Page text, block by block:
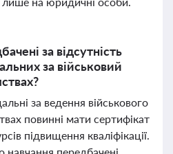
за відсутність
за військовий
за ведення військового
повинні мати сертифікат
підвищення кваліфікації.